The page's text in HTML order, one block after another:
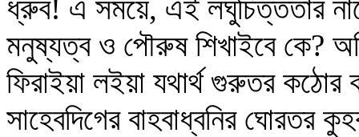
ধ্রুব! এ সময়ে, এই লঘুচিত্ততার
মনুষ্যত্ব ও পৌরুষ শিখাইবে কে?
ফিরাইয়া লইয়া যথার্থ গুরুতর
সাহেবদিগের বাহবাধ্বনির